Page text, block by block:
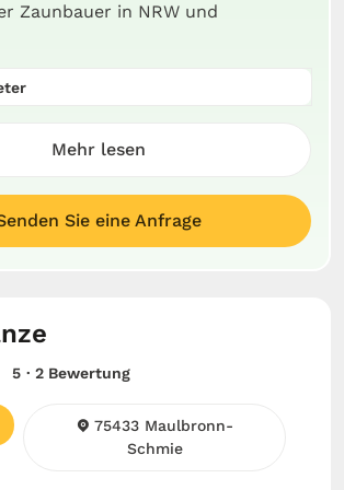
Zaunbauer in NRW und
Mehr lesen
Sie eine Anfrage
5 · 2 Bewertung
75433 Maulbronn-
Schmie